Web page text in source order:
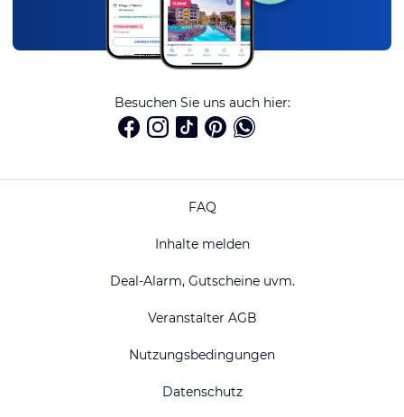
Besuchen Sie uns auch hier:
FAQ
Inhalte melden
Deal-Alarm, Gutscheine uvm.
Veranstalter AGB
Nutzungsbedingungen
Datenschutz